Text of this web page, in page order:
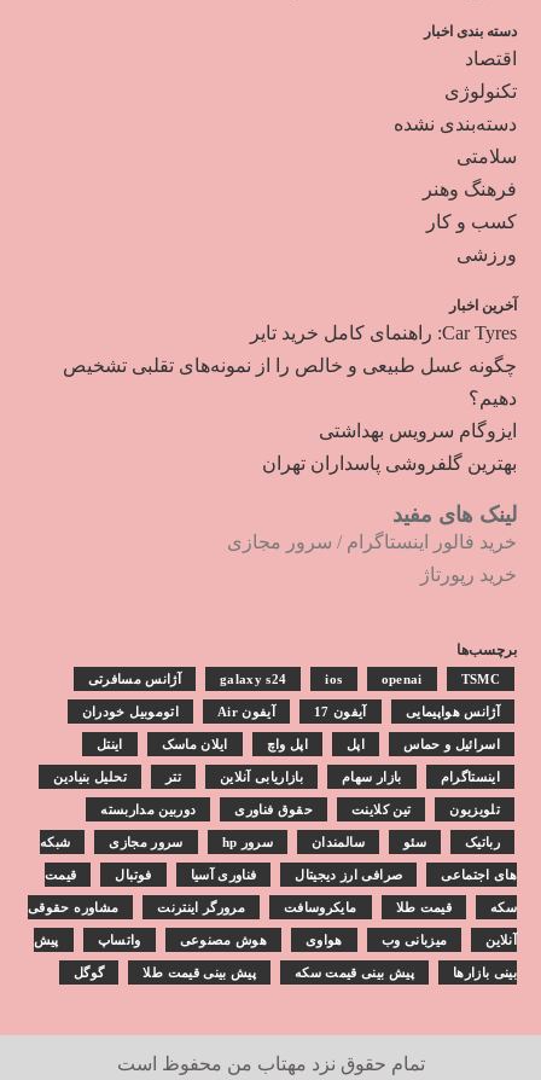
دسته بندی اخبار
اقتصاد
تکنولوژی
دسته‌بندی نشده
سلامتی
فرهنگ وهنر
کسب و کار
ورزشی
آخرین اخبار
Car Tyres: راهنمای کامل خرید تایر
چگونه عسل طبیعی و خالص را از نمونه‌های تقلبی تشخیص
دهیم؟
ایزوگام سرویس بهداشتی
بهترین گلفروشی پاسداران تهران
لینک های مفید
خرید فالور اینستاگرام / سرور مجازی
خرید رپورتاژ
برچسب‌ها
galaxy s24 ios openai TSMC آژانس مسافرتی
آژانس هواپیمایی آیفون 17 آیفون Air اتوموبیل خودران
اسرائیل و حماس اپل اپل واچ ایلان ماسک اینتل
اینستاگرام بازار سهام بازاریابی آنلاین تتر تحلیل بنیادین
تلویزیون تین کلاینت حقوق فناوری دوربین مداربسته
رباتیک سئو سالمندان سرور hp سرور مجازی شبکه
های اجتماعی صرافی ارز دیجیتال فناوری آسیا فوتبال قیمت
سکه قیمت طلا مایکروسافت مرورگر اینترنت مشاوره حقوقی
آنلاین میزبانی وب هواوی هوش مصنوعی واتساپ پیش
بینی بازارها پیش بینی قیمت سکه پیش بینی قیمت طلا گوگل
تمام حقوق نزد مهتاب من محفوظ است